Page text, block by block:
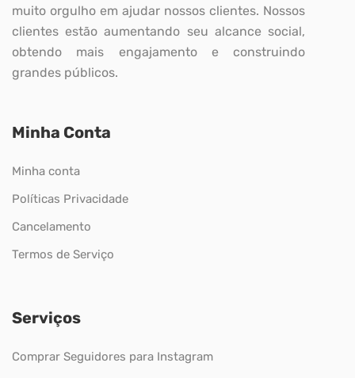
muito orgulho em ajudar nossos clientes. Nossos
clientes estão aumentando seu alcance social,
obtendo mais engajamento e construindo
grandes públicos.
Minha Conta
Minha conta
Políticas Privacidade
Cancelamento
Termos de Serviço
Serviços
Comprar Seguidores para Instagram